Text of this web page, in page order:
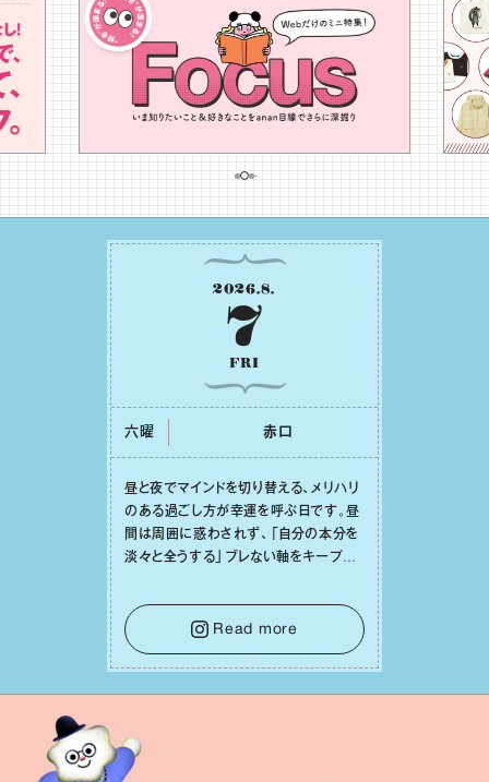
2026.8.
7
FRI
六曜 ⾚⼝
昼と夜でマインドを切り替える、メリハリ
のある過ごし⽅が幸運を呼ぶ⽇です。昼
間は周囲に惑わされず、「⾃分の本分を
淡々と全うする」ブレない軸をキープし
⾔葉に流されないよう、⼼にしっかりブ
レーキをかけること。この意識の切り替
えが、あなたに確かな安⼼感をもたらす
はずです。
Read more